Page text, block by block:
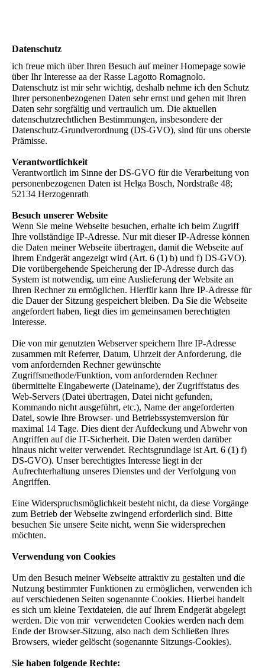
Datenschutz
ich freue mich über Ihren Besuch auf meiner Homepage sowie
über Ihr Interesse aa der Rasse Lagotto Romagnolo.
Datenschutz ist mir sehr wichtig, deshalb nehme ich den Schutz
Ihrer personenbezogenen Daten sehr ernst und gehen mit Ihren
Daten sehr sorgfältig und vertraulich um. Die aktuellen
datenschutzrechtlichen Bestimmungen, insbesondere der
Datenschutz-Grundverordnung (DS-GVO), sind für uns oberste
Prämisse.
Verantwortlichkeit
Verantwortlich im Sinne der DS-GVO für die Verarbeitung von
personenbezogenen Daten ist Helga Bosch, Nordstraße 48;
52134 Herzogenrath
Besuch unserer Website
Wenn Sie meine Webseite besuchen, erhalte ich beim Zugriff
Ihre vollständige IP-Adresse. Nur mit dieser IP-Adresse können
die Daten meiner Webseite übertragen, damit die Webseite auf
Ihrem Endgerät angezeigt wird (Art. 6 (1) b) und f) DS-GVO).
Die vorübergehende Speicherung der IP-Adresse durch das
System ist notwendig, um eine Auslieferung der Website an
Ihren Rechner zu ermöglichen. Hierfür kann Ihre IP-Adresse für
die Dauer der Sitzung gespeichert bleiben. Da Sie die Webseite
angefordert haben, liegt dies im gemeinsamen berechtigten
Interesse.
Die von mir genutzten Webserver speichern Ihre IP-Adresse
zusammen mit Referrer, Datum, Uhrzeit der Anforderung, die
vom anfordernden Rechner gewünschte
Zugriffsmethode/Funktion, vom anfordernden Rechner
übermittelte Eingabewerte (Dateiname), der Zugriffstatus des
Web-Servers (Datei übertragen, Datei nicht gefunden,
Kommando nicht ausgeführt, etc.), Name der angeforderten
Datei, sowie Ihre Browser- und Betriebssystemversion für
maximal 14 Tage. Dies dient der Aufdeckung und Abwehr von
Angriffen auf die IT-Sicherheit. Die Daten werden darüber
hinaus nicht weiter verwendet. Rechtsgrundlage ist Art. 6 (1) f)
DS-GVO). Unser berechtigtes Interesse liegt in der
Aufrechterhaltung unseres Dienstes und der Verfolgung von
Angriffen.
Eine Widerspruchsmöglichkeit besteht nicht, da diese Vorgänge
zum Betrieb der Webseite zwingend erforderlich sind. Bitte
besuchen Sie unsere Seite nicht, wenn Sie widersprechen
möchten.
Verwendung von Cookies
Um den Besuch meiner Webseite attraktiv zu gestalten und die
Nutzung bestimmter Funktionen zu ermöglichen, verwenden ich
auf verschiedenen Seiten sogenannte Cookies. Hierbei handelt
es sich um kleine Textdateien, die auf Ihrem Endgerät abgelegt
werden. Die von mir verwendeten Cookies werden nach dem
Ende der Browser-Sitzung, also nach dem Schließen Ihres
Browsers, wieder gelöscht (sogenannte Sitzungs-Cookies).
Sie haben folgende Rechte: